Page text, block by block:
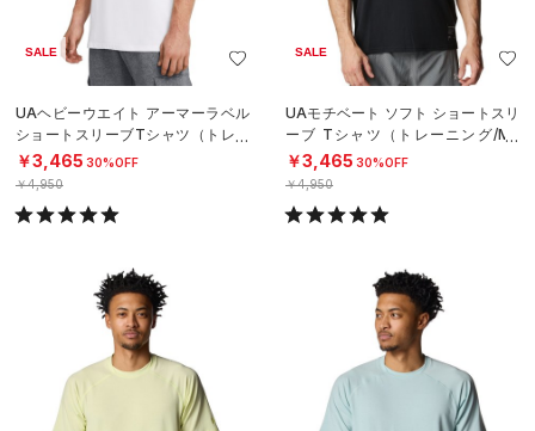
SALE
UAヘビーウエイト アーマーラベル
ショートスリーブTシャツ（トレー
ニング/MEN）
￥3,465 30%OFF
￥4,950
SALE
UAモチベート ソフト ショートスリ
ーブ Tシャツ（トレーニング/ME
N）
￥3,465 30%OFF
￥4,950